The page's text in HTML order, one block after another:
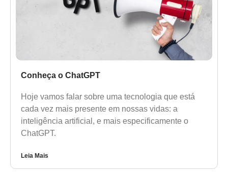
Conheça o ChatGPT
Hoje vamos falar sobre uma tecnologia que está
cada vez mais presente em nossas vidas: a
inteligência artificial, e mais especificamente o
ChatGPT.
Leia Mais